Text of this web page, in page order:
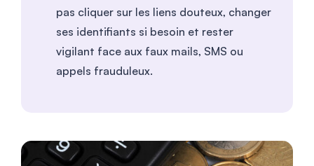
pas cliquer sur les liens douteux, changer
ses identifiants si besoin et rester
vigilant face aux faux mails, SMS ou
appels frauduleux.